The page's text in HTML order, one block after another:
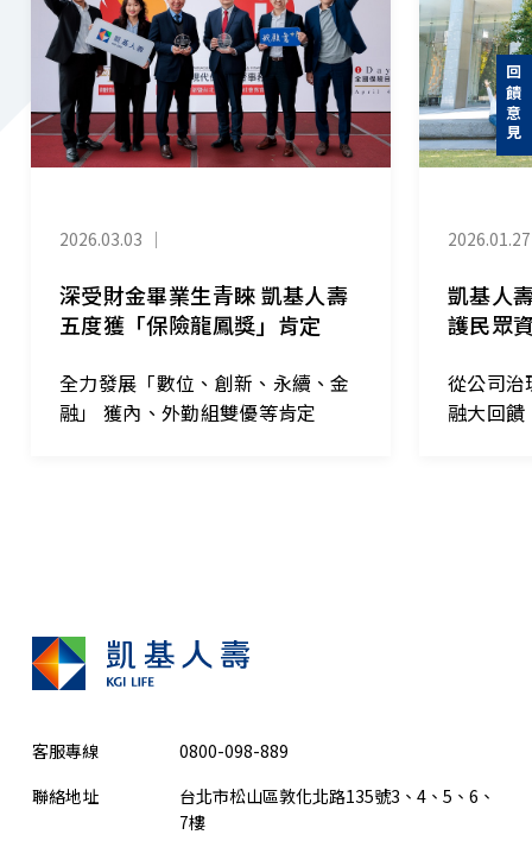
2026.03.03 ｜
深受財金畢業生青睞 凱基人壽
五度獲「保險龍鳳獎」肯定
全力發展「數位、創新、永續、金
融」 獲內、外勤組雙優等肯定
2026.01.27
凱基人
護民眾
從公司治
融大回饋
客服專線
0800-098-889
聯絡地址
台北市松山區敦化北路135號3、4、5、6、
7樓
回饋意見